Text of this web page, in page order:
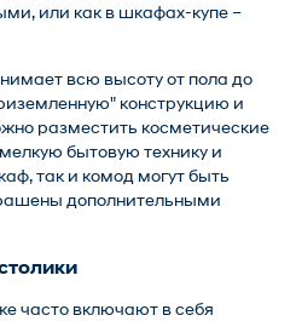
или как в шкафах-купе –
всю высоту от пола до
конструкцию и
разместить косметические
бытовую технику и
так и комод могут быть
дополнительными
часто включают в себя